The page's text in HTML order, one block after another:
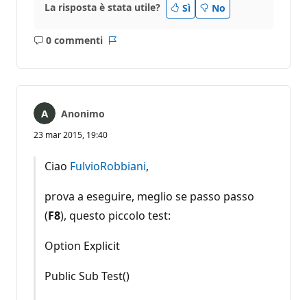
La risposta è stata utile? Sì No
0 commenti
Nessun
Anonimo
23 mar 2015, 19:40
Ciao FulvioRobbiani,
prova a eseguire, meglio se passo passo
(F8), questo piccolo test:
Option Explicit
Public Sub Test()